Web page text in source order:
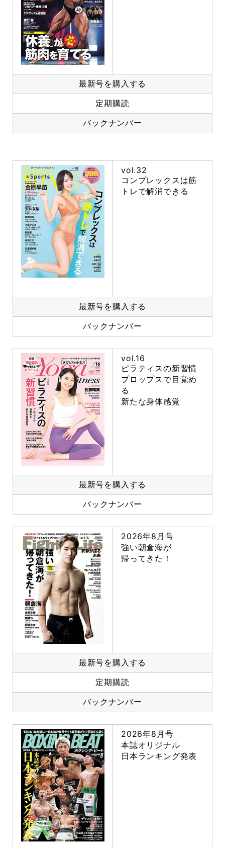
最新号を購入する
定期購読
バックナンバー
vol.32
コンプレックスは筋
トレで解消できる
最新号を購入する
バックナンバー
vol.16
ピラティスの新習慣
プロップスで目覚め
る
新たな身体感覚
最新号を購入する
バックナンバー
2026年8月号
強い朝倉海が
帰ってきた！
最新号を購入する
定期購読
バックナンバー
2026年8月号
本誌オリジナル
日本ランキング発表